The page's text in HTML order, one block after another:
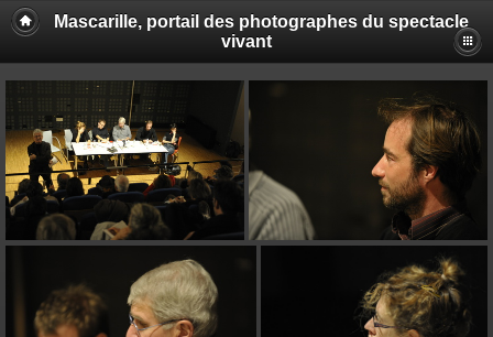
Mascarille, portail des photographes du spectacle
vivant